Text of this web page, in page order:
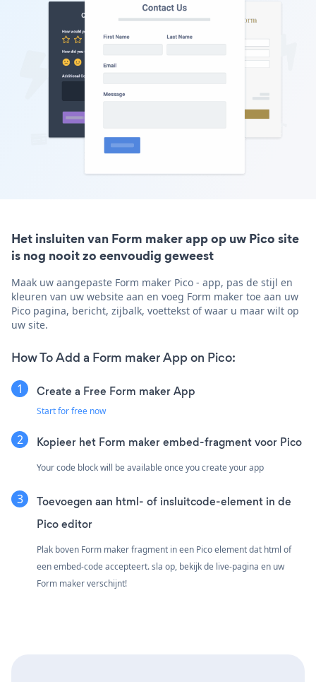
Het insluiten van Form maker app op uw Pico site
is nog nooit zo eenvoudig geweest
Maak uw aangepaste Form maker Pico - app, pas de stijl en
kleuren van uw website aan en voeg Form maker toe aan uw
Pico pagina, bericht, zijbalk, voettekst of waar u maar wilt op
uw site.
How To Add a Form maker App on Pico:
Create a Free Form maker App
Start for free now
Kopieer het Form maker embed-fragment voor Pico
Your code block will be available once you create your app
Toevoegen aan html- of insluitcode-element in de
Pico editor
Plak boven Form maker fragment in een Pico element dat html of
een embed-code accepteert. sla op, bekijk de live-pagina en uw
Form maker verschijnt!